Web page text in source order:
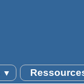
▼